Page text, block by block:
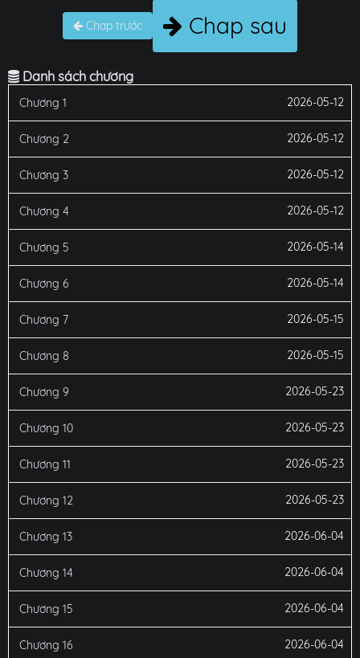
Chap trước Chap sau
Danh sách chương
Chương 1 2026-05-12
Chương 2 2026-05-12
Chương 3 2026-05-12
Chương 4 2026-05-12
Chương 5 2026-05-14
Chương 6 2026-05-14
Chương 7 2026-05-15
Chương 8 2026-05-15
Chương 9 2026-05-23
Chương 10 2026-05-23
Chương 11 2026-05-23
Chương 12 2026-05-23
Chương 13 2026-06-04
Chương 14 2026-06-04
Chương 15 2026-06-04
Chương 16 2026-06-04